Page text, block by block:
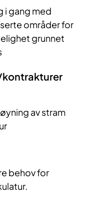
i gang med
områder for
grunnet
av stram
behov for